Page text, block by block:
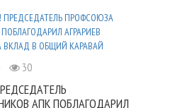
30
АПК ПОБЛАГОДАРИЛ